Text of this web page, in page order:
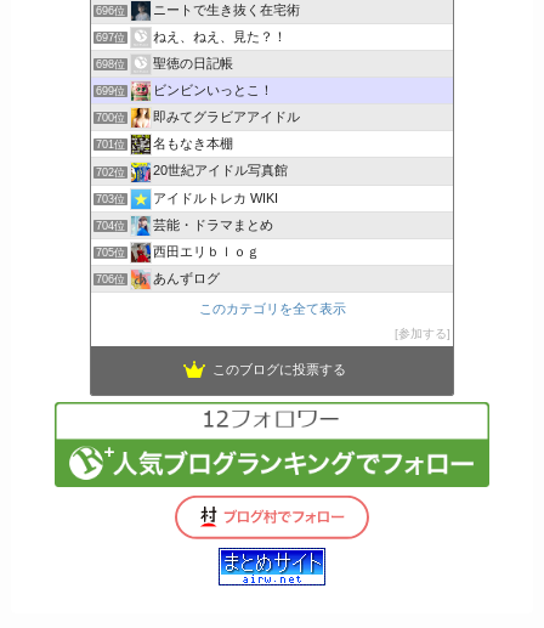
696位 ニートで生き抜く在宅術
697位 ねえ、ねえ、見た？！
698位 聖徳の日記帳
699位 ビンビンいっとこ！
700位 即みてグラビアアイドル
701位 名もなき本棚
702位 20世紀アイドル写真館
703位 アイドルトレカ WIKI
704位 芸能・ドラマまとめ
705位 西田エリｂｌｏｇ
706位 あんずログ
このカテゴリを全て表示
参加する
このブログに投票する